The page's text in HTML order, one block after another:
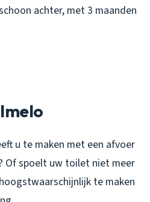
achter, met 3 maanden
u te maken met een afvoer
Of spoelt uw toilet niet meer
te maken